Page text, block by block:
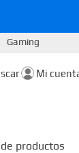
Gaming
productos